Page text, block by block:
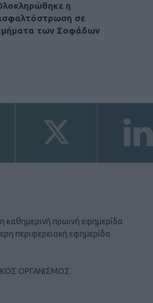
η
σε
των Σοφάδων
καθημερινή πρωινή εφημερίδα
περιφερειακή εφημερίδα
ΟΡΓΑΝΙΣΜΟΣ